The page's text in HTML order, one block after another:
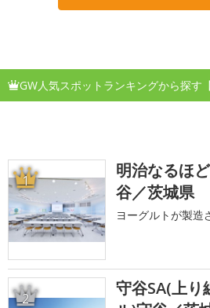
GW人気スポットランキングから探す
1
明治なるほ
谷／茨城県
ヨーグルトが製造
2
守谷SA(上